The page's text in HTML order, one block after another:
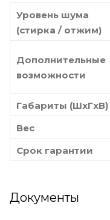
Уровень шума
(стирка / отжим)
Дополнительные
возможности
Габариты (ШxГxВ)
Вес
Срок гарантии
Документы